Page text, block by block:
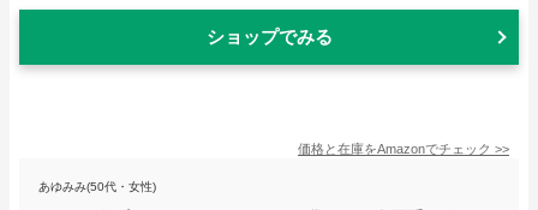
ショップでみる
価格と在庫をAmazonでチェック >>
あゆみみ(50代・女性)